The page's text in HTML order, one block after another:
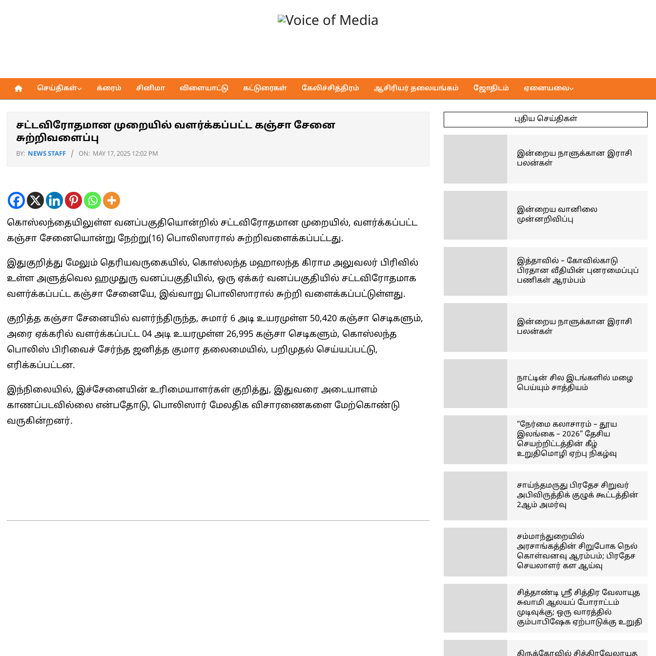
of
Media
Primary
செய்திகள் க்ரைம் சினிமா விளையாட்டு கட்டுரைகள் கேலிச்சித்திரம் ஆசிரியர் தலையங்கம் ஜோதிடம் ஏனையவை
சட்டவிரோதமான முறையில் வளர்க்கப்பட்ட கஞ்சா சேனை
சுற்றிவளைப்பு
BY: NEWS STAFF ON: MAY 17, 2025 12:02 PM
கொஸ்லந்தையிலுள்ள வனப்பகுதியொன்றில் சட்டவிரோதமான முறையில், வளர்க்கப்பட்ட
கஞ்சா சேனையொன்று நேற்று(16) பொலிஸாரால் சுற்றிவளைக்கப்பட்டது.
இதுகுறித்து மேலும் தெரியவருகையில், கொஸ்லந்த மஹாலந்த கிராம அலுவலர் பிரிவில்
உள்ள அளுத்வெல ஹமுதுரு வனப்பகுதியில், ஒரு ஏக்கர் வனப்பகுதியில் சட்டவிரோதமாக
வளர்க்கப்பட்ட கஞ்சா சேனையே, இவ்வாறு பொலிஸாரால் சுற்றி வளைக்கப்பட்டுள்ளது.
குறித்த கஞ்சா சேனையில் வளர்ந்திருந்த, சுமார் 6 அடி உயரமுள்ள 50,420 கஞ்சா செடிகளும்,
அரை ஏக்கரில் வளர்க்கப்பட்ட 04 அடி உயரமுள்ள 26,995 கஞ்சா செடிகளும், கொஸ்லந்த
பொலிஸ் பிரிவைச் சேர்ந்த ஜனித்த குமார தலைமையில், பறிமுதல் செய்யப்பட்டு,
எரிக்கப்பட்டன.
இந்நிலையில், இச்சேனையின் உரிமையாளர்கள் குறித்து, இதுவரை அடையாளம்
காணப்படவில்லை என்பதோடு, பொலிஸார் மேலதிக விசாரணைகளை மேற்கொண்டு
வருகின்றனர்.
புதிய செய்திகள்
இன்றைய நாளுக்கான இராசி
பலன்கள்
இன்றைய வானிலை
முன்னறிவிப்பு
இத்தாவில் – கோவில்காடு
பிரதான வீதியின் புனரமைப்புப்
பணிகள் ஆரம்பம்
இன்றைய நாளுக்கான இராசி
பலன்கள்
நாட்டின் சில இடங்களில் மழை
பெய்யும் சாத்தியம்
“நேர்மை கலாசாரம் – தூய
இலங்கை – 2026” தேசிய
செயற்றிட்டத்தின் கீழ்
உறுதிமொழி ஏற்பு நிகழ்வு
சாய்ந்தமருது பிரதேச சிறுவர்
அபிவிருத்திக் குழுக் கூட்டத்தின்
2ஆம் அமர்வு
சம்மாந்துறையில்
அரசாங்கத்தின் சிறுபோக நெல்
கொள்வனவு ஆரம்பம்; பிரதேச
செயலாளர் கள ஆய்வு
சித்தாண்டி ஸ்ரீ சித்திர வேலாயுத
சுவாமி ஆலயப் போராட்டம்
முடிவுக்கு; ஒரு வாரத்தில்
கும்பாபிஷேக ஏற்பாடுக்கு உறுதி